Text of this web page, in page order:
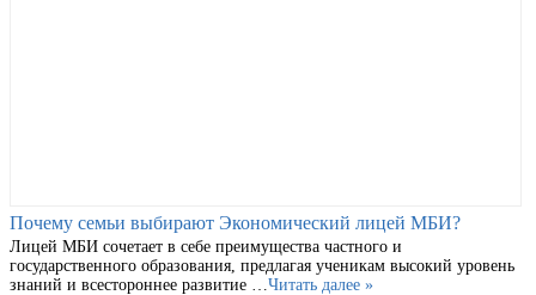
Почему семьи выбирают Экономический лицей МБИ?
Лицей МБИ сочетает в себе преимущества частного и
государственного образования, предлагая ученикам высокий уровень
знаний и всестороннее развитие … Читать далее »